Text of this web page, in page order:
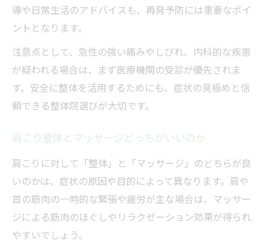
導や日常生活のアドバイスも、再発予防には重要なポイ
ントとなります。
注意点として、急性の強い痛みやしびれ、内科的な疾患
が疑われる場合は、まず医療機関の受診が優先されま
す。安全に整体を活用するためにも、症状の見極めと信
頼できる整体院選びが大切です。
肩こり整体とマッサージどっちがいいのか
肩こりに対して「整体」と「マッサージ」のどちらが良
いのかは、症状の原因や目的によって異なります。肩や
首の筋肉の一時的な緊張や疲労が主な場合は、マッサー
ジによる筋肉のほぐしやリラクゼーション効果が得られ
やすいでしょう。